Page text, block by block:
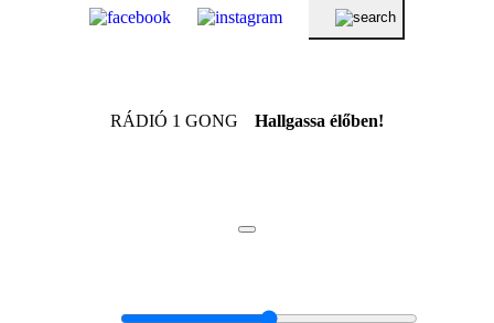
RÁDIÓ 1 GONG Hallgassa élőben!